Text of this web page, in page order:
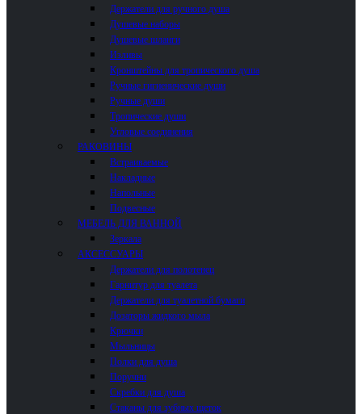
Держатели для ручного душа
Душевые наборы
Душевые шланги
Изливы
Кронштейны для тропического душа
Ручные гигиенические души
Ручные души
Тропические души
Угловые соединения
РАКОВИНЫ
Встраиваемые
Накладные
Напольные
Подвесные
МЕБЕЛЬ ДЛЯ ВАННОЙ
Зеркала
АКСЕССУАРЫ
Держатели для полотенец
Гарнитур для туалета
Держатели для туалетной бумаги
Дозаторы жидкого мыла
Крючки
Мыльницы
Полки для душа
Поручни
Скребки для душа
Стаканы для зубных щеток